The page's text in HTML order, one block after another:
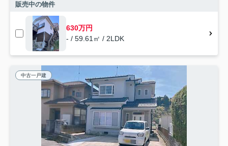
販売中の物件
630万円
- / 59.61㎡ / 2LDK
中古一戸建